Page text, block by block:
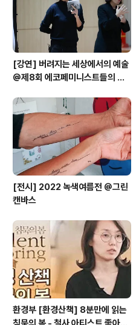
[강연] 버려지는 세상에서의 예술
@제8회 에코페미니스트들의 컨
력, 빵 끈, 채소 묶은 폐철사로 작업
합니다")
[전시] 2022 녹색여름전 @그린
캔바스
환경부 [환경산책] 8분만에 읽는